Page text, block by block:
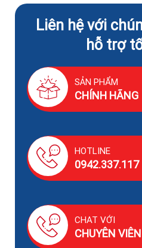
Liên hệ với
hỗ trợ
SẢN PHẨM
CHÍNH HÃNG
HOTLINE
0942.337.117
CHAT VỚI
CHUYÊN VIÊN